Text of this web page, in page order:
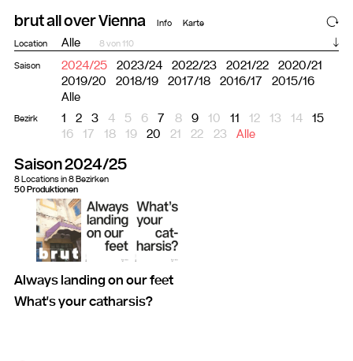
brut all over Vienna Info Karte
Filter
Location 8 von 110
Saison 2024/25 2023/24 2022/23 2021/22
2020/21
2019/20
2018/19 2017/18 2016/17
2015/16
Alle
Bezirk 1 2 3 4 5 6 7 8 9 10 11 12 13 14
15
16
17 18 19 20 21 22 23 Alle
Saison 2024/25
8 Locations in 8 Bezirken
50 Produktionen
Always landing on our feet
What's your catharsis?